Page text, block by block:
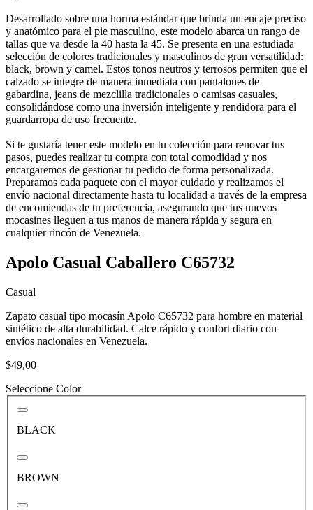
Desarrollado sobre una horma estándar que brinda un encaje preciso
y anatómico para el pie masculino, este modelo abarca un rango de
tallas que va desde la 40 hasta la 45. Se presenta en una estudiada
selección de colores tradicionales y masculinos de gran versatilidad:
black, brown y camel. Estos tonos neutros y terrosos permiten que el
calzado se integre de manera inmediata con pantalones de
gabardina, jeans de mezclilla tradicionales o camisas casuales,
consolidándose como una inversión inteligente y rendidora para el
guardarropa de uso frecuente.
Si te gustaría tener este modelo en tu colección para renovar tus
pasos, puedes realizar tu compra con total comodidad y nos
encargaremos de gestionar tu pedido de forma personalizada.
Preparamos cada paquete con el mayor cuidado y realizamos el
envío nacional directamente hasta tu localidad a través de la empresa
de encomiendas de tu preferencia, asegurando que tus nuevos
mocasines lleguen a tus manos de manera rápida y segura en
cualquier rincón de Venezuela.
Apolo Casual Caballero C65732
Casual
Zapato casual tipo mocasín Apolo C65732 para hombre en material
sintético de alta durabilidad. Calce rápido y confort diario con
envíos nacionales en Venezuela.
$49,00
Seleccione Color
BLACK
BROWN